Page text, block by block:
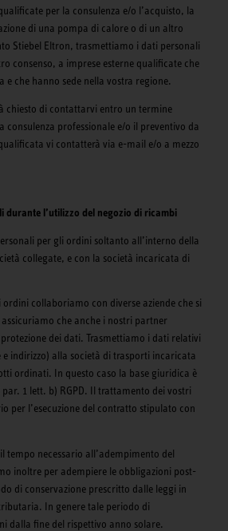
per la consulenza e/o l’acquisto, la
di una pompa di calore o di un altro
Stiebel Eltron, trasmettiamo i dati personali
consenso, a imprese esterne qualificate che
e che hanno sede nella vostra regione.
chiesto di contattarvi entro un termine
professionale e/o il preventivo da
vi contatterà via e-mail e/o a mezzo
durante l’utilizzo del negozio di ricambi
per gli ordini soltanto all’interno della
collegate, e con la società incaricata di
ordini collaboriamo con diverse aziende che si
che anche i nostri partner
dei dati. Trasmettiamo i dati relativi
indirizzo) alla società di trasporti incaricata
ordinati. In questo caso la base giuridica è
1 lett. b) RGPD. Il trattamento dei vostri
per l’esecuzione del contratto stipulato con
tempo necessario all’adempimento del
inoltre per adempiere le obbligazioni post-
di conservazione prescritto dalle leggi in
In genere tale periodo di
dalla fine del rispettivo anno solare.